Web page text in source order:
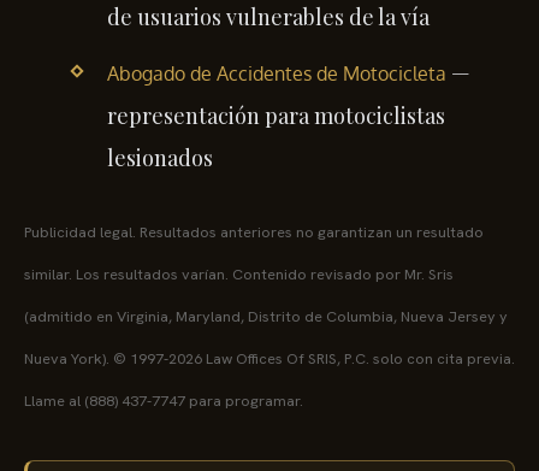
de usuarios vulnerables de la vía
Abogado de Accidentes de Motocicleta —
representación para motociclistas
lesionados
Publicidad legal. Resultados anteriores no garantizan un resultado
similar. Los resultados varían. Contenido revisado por Mr. Sris
(admitido en Virginia, Maryland, Distrito de Columbia, Nueva Jersey y
Nueva York). © 1997-2026 Law Offices Of SRIS, P.C. solo con cita previa.
Llame al (888) 437-7747 para programar.